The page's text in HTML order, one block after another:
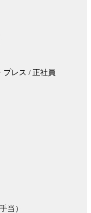
プレス / 正社員
当）